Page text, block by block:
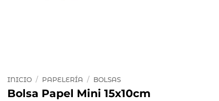
INICIO / PAPELERÍA / BOLSAS
Bolsa Papel Mini 15x10cm